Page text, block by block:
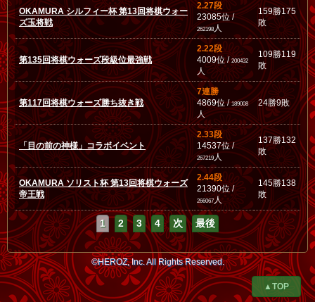
OKAMURA シルフィー杯 第13回将棋ウォー
ズ玉将戦
2.27段
23085位 /
262198 人
159勝175
敗
第135回将棋ウォーズ段級位最強戦
2.22段
4009位 /200432
人
109勝119
敗
第117回将棋ウォーズ勝ち抜き戦
7連勝
4869位 /189008
人
24勝9敗
「目の前の神様」コラボイベント
2.33段
14537位 /
267219人
137勝132
敗
OKAMURA ソリスト杯 第13回将棋ウォーズ
帝王戦
2.44段
21390位 /
266067人
145勝138
敗
1 2 3 4 次 最後
©HEROZ, Inc. All Rights Reserved.
▲TOP